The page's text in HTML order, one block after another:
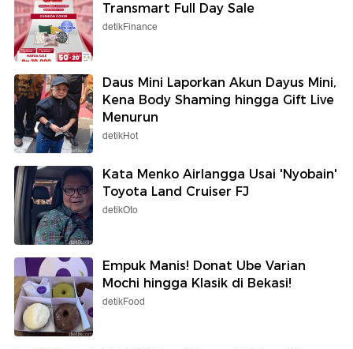
Transmart Full Day Sale
detikFinance
Daus Mini Laporkan Akun Dayus Mini,
Kena Body Shaming hingga Gift Live
Menurun
detikHot
Kata Menko Airlangga Usai 'Nyobain'
Toyota Land Cruiser FJ
detikOto
Empuk Manis! Donat Ube Varian
Mochi hingga Klasik di Bekasi!
detikFood